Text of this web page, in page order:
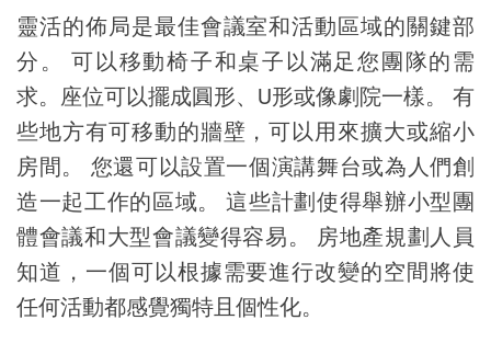
靈活的佈局是最佳會議室和活動區域的關鍵部
分。 可以移動椅子和桌子以滿足您團隊的需
求。座位可以擺成圓形、U形或像劇院一樣。 有
些地方有可移動的牆壁，可以用來擴大或縮小
房間。 您還可以設置一個演講舞台或為人們創
造一起工作的區域。 這些計劃使得舉辦小型團
體會議和大型會議變得容易。 房地產規劃人員
知道，一個可以根據需要進行改變的空間將使
任何活動都感覺獨特且個性化。